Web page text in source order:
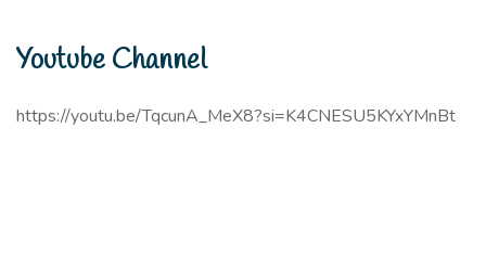
Youtube Channel
https://youtu.be/TqcunA_MeX8?si=K4CNESU5KYxYMnBt